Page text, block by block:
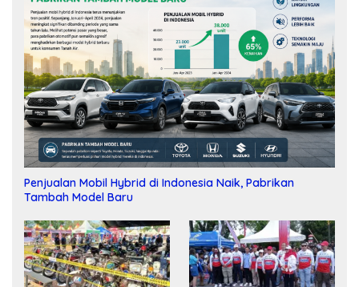
Penjualan Mobil Hybrid di Indonesia Naik, Pabrikan
Tambah Model Baru